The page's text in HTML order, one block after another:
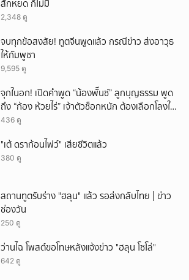
สักหยด ก็ไม่มี
2,348 ดู
จบทุกข้อสงสัย! ทูตจีนพูดแล้ว กรณีข่าว ส่งอาวุธ
ให้กัมพูชา
9,595 ดู
จุกในอก! เปิดคำพูด “น้องพั๊นซ์” ลูกบุญธรรม พูด
ถึง “ก้อง ห้วยไร่” เจ้าตัวช็อกหนัก ต้องเลือกโลงให้
ลูก!
436 ดู
"เต้ ดราก้อนไฟว์" เสียชีวิตแล้ว
380 ดู
สถานทูตรับร่าง "ฮลุน" แล้ว รอส่งกลับไทย | ข่าว
ช่องวัน
250 ดู
ว่านไฉ โพสต์ขอโทษหลังแจ้งข่าว "ฮลุน โซโล่"
642 ดู